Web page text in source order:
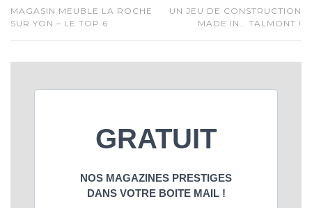
MAGASIN MEUBLE LA ROCHE
SUR YON – LE TOP 6
UN JEU DE CONSTRUCTION
MADE IN… TALMONT !